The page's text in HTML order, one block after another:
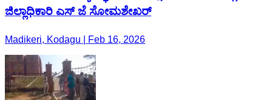
ಜಿಲ್ಲಾಧಿಕಾರಿ ಎಸ್ ಜೆ ಸೋಮಶೇಖರ್
Madikeri, Kodagu | Feb 16, 2026